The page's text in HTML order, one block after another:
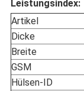
Leistungsindex:
Artikel
Dicke
Breite
GSM
Hülsen-ID